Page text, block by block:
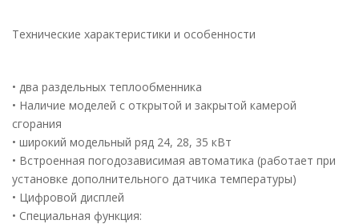
Технические характеристики и особенности
• два раздельных теплообменника
• Наличие моделей с открытой и закрытой камерой
сгорания
• широкий модельный ряд 24, 28, 35 кВт
• Встроенная погодозависимая автоматика (работает при
установке дополнительного датчика температуры)
• Цифровой дисплей
• Специальная функция: